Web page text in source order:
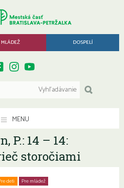
MLÁDEŽ DOSPELÍ
MENU
P.: 14 – 14:
storočiami
deti Pre mládež